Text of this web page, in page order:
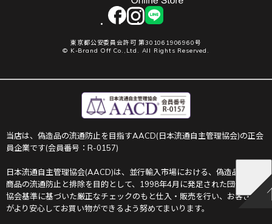
facebookinstagram
LINE
東京都公安委員会許可 第301061906960号
© K-Brand Off Co.,Ltd. All Rights Reserved.
当店は、偽造品の流通防止を目指すAACD(日本流通自主管理協会)の正会
員企業です(会員番号：R-0157)
日本流通自主管理協会(AACD)は、並行輸入市場における、偽造品や不正
商品の流通防止と排除を目的として、1998年4月に発足された団体です。
協会基準に基づいた厳正なチェックのもと仕入・販売を行い、お客さま
がより安心してお買い物ができるよう努めてまいります。